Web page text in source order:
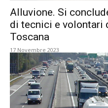
Alluvione. Si
di tecnici e volontari
Toscana
17 Novembre 2023